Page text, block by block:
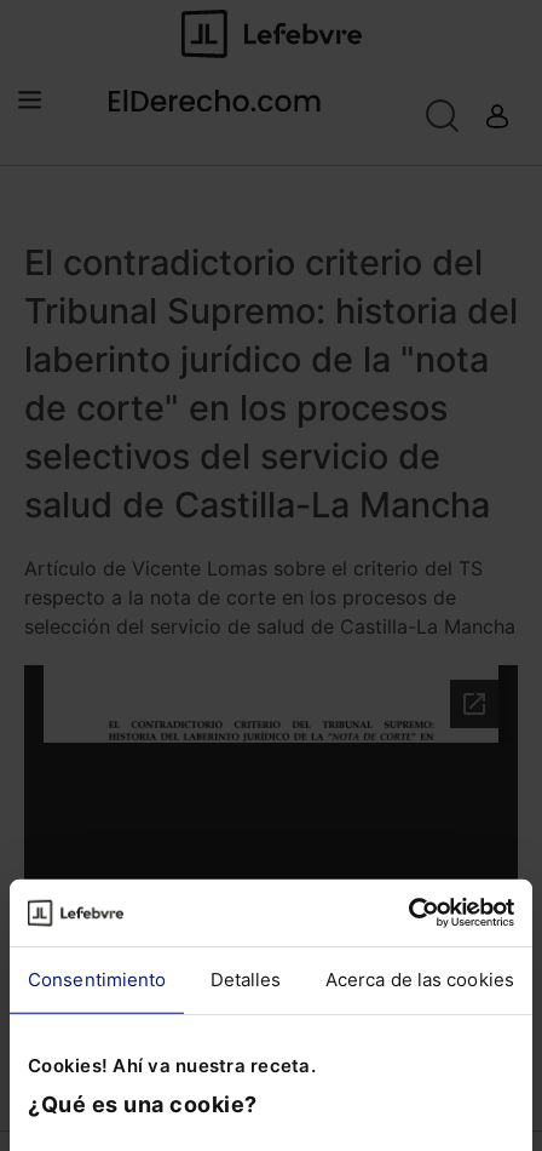
Consentimiento Detalles Acerca de las cookies
Cookies! Ahí va nuestra receta.
¿Qué es una cookie?
El contradictorio criterio del
Tribunal Supremo: historia del
laberinto jurídico de la "nota
de corte" en los procesos
selectivos del servicio de
salud de Castilla-La Mancha
Artículo de Vicente Lomas sobre el criterio del TS
respecto a la nota de corte en los procesos de
selección del servicio de salud de Castilla-La Mancha
Compartir